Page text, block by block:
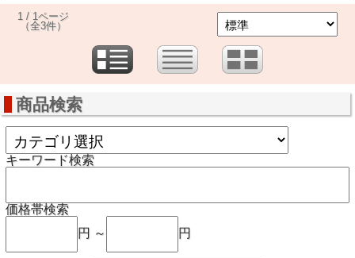
1 / 1ページ
（全3件）
商品検索
キーワード検索
価格帯検索
円 ～
円